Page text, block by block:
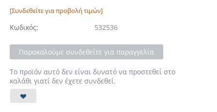
[Συνδεθείτε για προβολή τιμών]
Κωδικός: 532536
Παρακαλούμε συνδεθείτε για παραγγελία
Το προϊόν αυτό δεν είναι δυνατό να προστεθεί στο
καλάθι γιατί δεν έχετε συνδεθεί.